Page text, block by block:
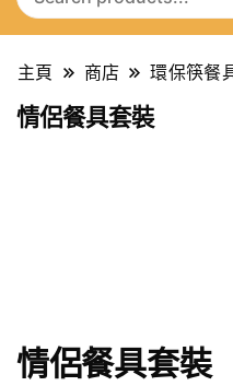
主頁 商店 環保筷餐
情侶餐具套裝
情侶餐具套裝